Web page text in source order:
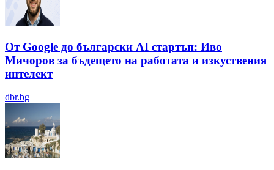
От Google до български AI стартъп: Иво
Мичоров за бъдещето на работата и изкуствения
интелект
dbr.bg